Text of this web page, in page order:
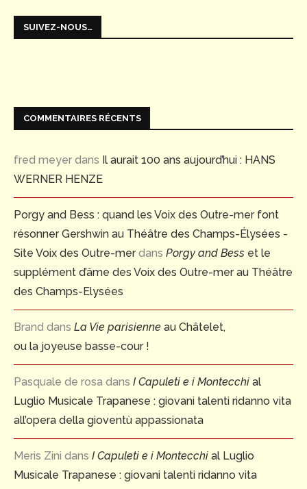
SUIVEZ-NOUS…
COMMENTAIRES RÉCENTS
fred meyer dans Il aurait 100 ans aujourd’hui : HANS
WERNER HENZE
Porgy and Bess : quand les Voix des Outre-mer font
résonner Gershwin au Théâtre des Champs-Élysées -
Site Voix des Outre-merdans Porgy and Bess et le
supplément d’âme des Voix des Outre-mer au Théâtre
des Champs-Elysées
Brand dans La Vie parisienne au Châtelet,
ou la joyeuse basse-cour !
Pasquale de rosa dans I Capuleti e i Montecchi al
Luglio Musicale Trapanese : giovani talenti ridanno vita
all’opera della gioventù appassionata
Meris Zini dans I Capuleti e i Montecchi al Luglio
Musicale Trapanese : giovani talenti ridanno vita